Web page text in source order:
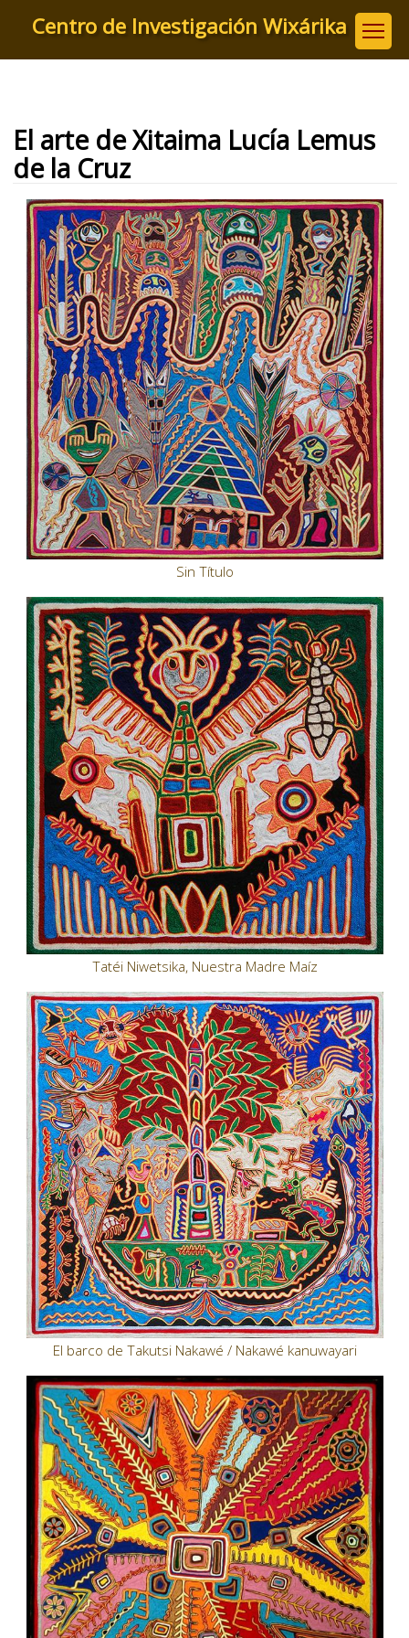
principal
Centro de Investigación Wixárika
El arte de Xitaima Lucía Lemus
de la Cruz
Sin Título
Tatéi Niwetsika, Nuestra Madre Maíz
El barco de Takutsi Nakawé / Nakawé kanuwayari